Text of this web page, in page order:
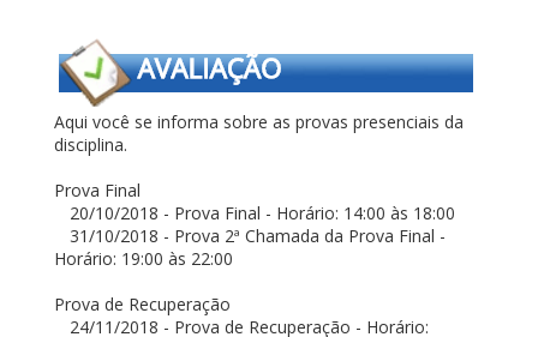
Aqui você se informa sobre as provas presenciais da
disciplina.
Prova Final
20/10/2018 - Prova Final - Horário: 14:00 às 18:00
31/10/2018 - Prova 2ª Chamada da Prova Final -
Horário: 19:00 às 22:00
Prova de Recuperação
24/11/2018 - Prova de Recuperação - Horário: